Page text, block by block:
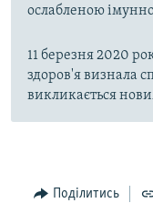
ослабленою
11 березня 2020
здоров'я визнала
викликається
Поділитись